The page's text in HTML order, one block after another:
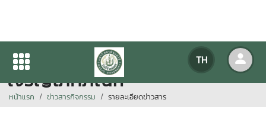
TH
สัมภาษณ์ทุนการศึกษา “มูลนิธิ
เจริญโภคภัณฑ์”
หน้าแรก ข่าวสารกิจกรรม รายละเอียดข่าวสาร